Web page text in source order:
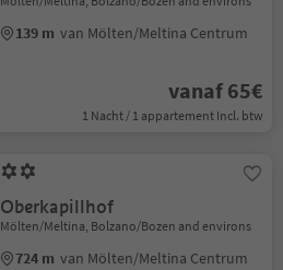
139 m van Mölten/Meltina Centrum
vanaf 65€
1 Nacht / 1 appartement Incl. btw
Oberkapillhof
Mölten/Meltina, Bolzano/Bozen and environs
724 m van Mölten/Meltina Centrum